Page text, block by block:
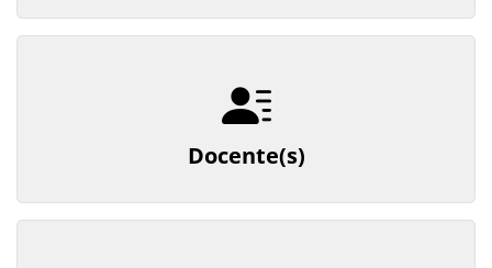
Docente(s)